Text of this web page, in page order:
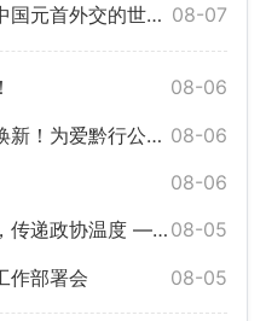
08-07
世界情怀与大国气派
08-06
08-06
翻新大桥中学薪火乐队基地
08-06
08-05
员工作室走访慰问困难学生家庭
08-05
作部署会